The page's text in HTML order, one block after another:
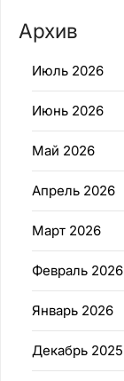
Архив
Июль 2026
Июнь 2026
Май 2026
Апрель 2026
Март 2026
Февраль 2026
Январь 2026
Декабрь 2025